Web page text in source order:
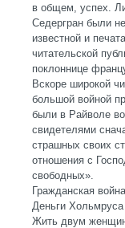
в общем, успех.
Седергран были
известной и
читательской
поклоннице
Вскоре широкой
большой войной
были в Райволе
свидетелями
страшных своих
отношения с
свободных».
Гражданская
Деньги
Жить двум